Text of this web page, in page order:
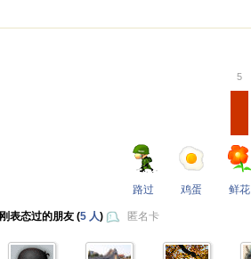
路过 鸡蛋
5
鲜花
刚表态过的朋友 (5 人) 匿名卡